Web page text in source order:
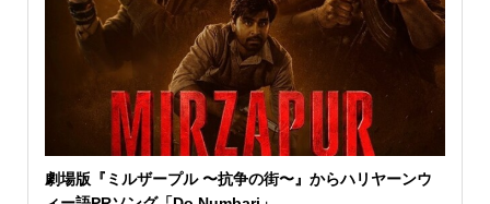
劇場版『ミルザープル 〜抗争の街〜』からハリヤーンウ